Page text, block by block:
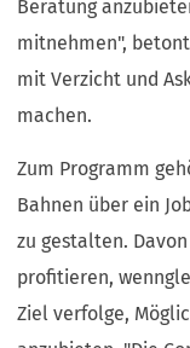
Beratung
mitnehmen",
mit Verzicht und
machen.
Zum Programm
Bahnen über ein
zu gestalten.
profitieren,
Ziel verfolge,